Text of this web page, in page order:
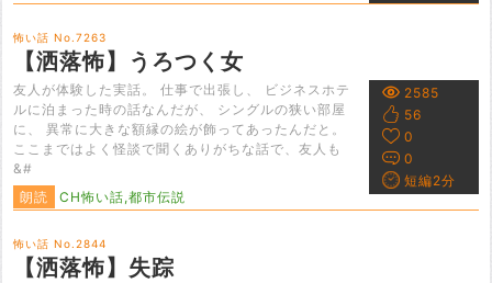
怖い話 No.7263
【洒落怖】うろつく女
友人が体験した実話。 仕事で出張し、 ビジネスホテ
ルに泊まった時の話なんだが、 シングルの狭い部屋
に、 異常に大きな額縁の絵が飾ってあったんだと。
ここまではよく怪談で聞くありがちな話で、友人も
&#
朗読
CH怖い話,都市伝説
2585
56
0
0
短編2分
怖い話 No.2844
【洒落怖】失踪